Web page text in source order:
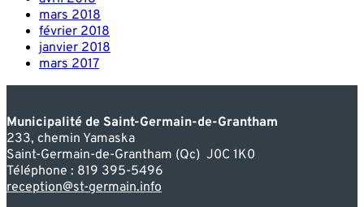
mars 2018
février 2018
janvier 2018
mars 2017
Municipalité de Saint-Germain-de-Grantham
233, chemin Yamaska
Saint-Germain-de-Grantham (Qc) J0C 1K0
Téléphone : 819 395-5496
reception@st-germain.info